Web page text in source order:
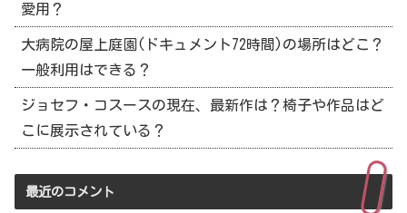
愛用？
大病院の屋上庭園(ドキュメント72時間)の場所はどこ？
一般利用はできる？
ジョセフ・コスースの現在、最新作は？椅子や作品はど
こに展示されている？
最近のコメント